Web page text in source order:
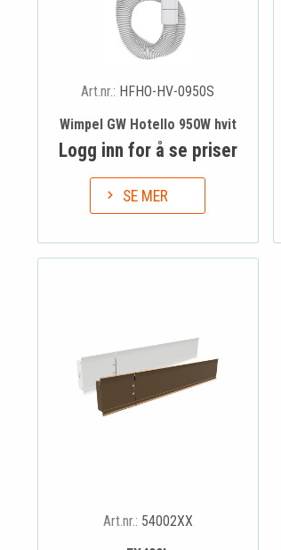
Art.nr.: HFHO-HV-0950S
Wimpel GW Hotello 950W hvit
Logg inn for å se priser
SE MER
Art.nr.: 54002XX